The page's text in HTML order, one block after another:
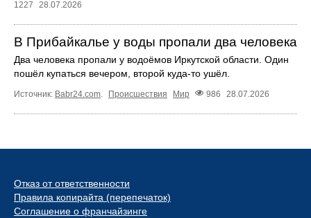
1227
28.07.2026
В Прибайкалье у воды пропали два человека
Два человека пропали у водоёмов Иркутской области. Один
пошёл купаться вечером, второй куда‑то ушёл.
Источник: Babr24.com Происшествия Мир 986 28.07.2026
Отказ от ответственности
Правила копирайта (перепечаток)
Соглашение о франчайзинге